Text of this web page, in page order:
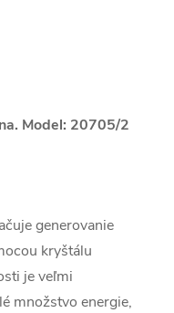
Model: 20705/2
generovanie
kryštálu
je veľmi
množstvo energie,